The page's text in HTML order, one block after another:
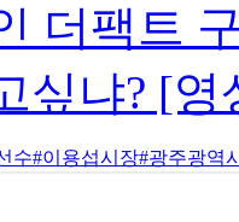
더팩트
싶냐? [
수#이용섭시장#광주광역